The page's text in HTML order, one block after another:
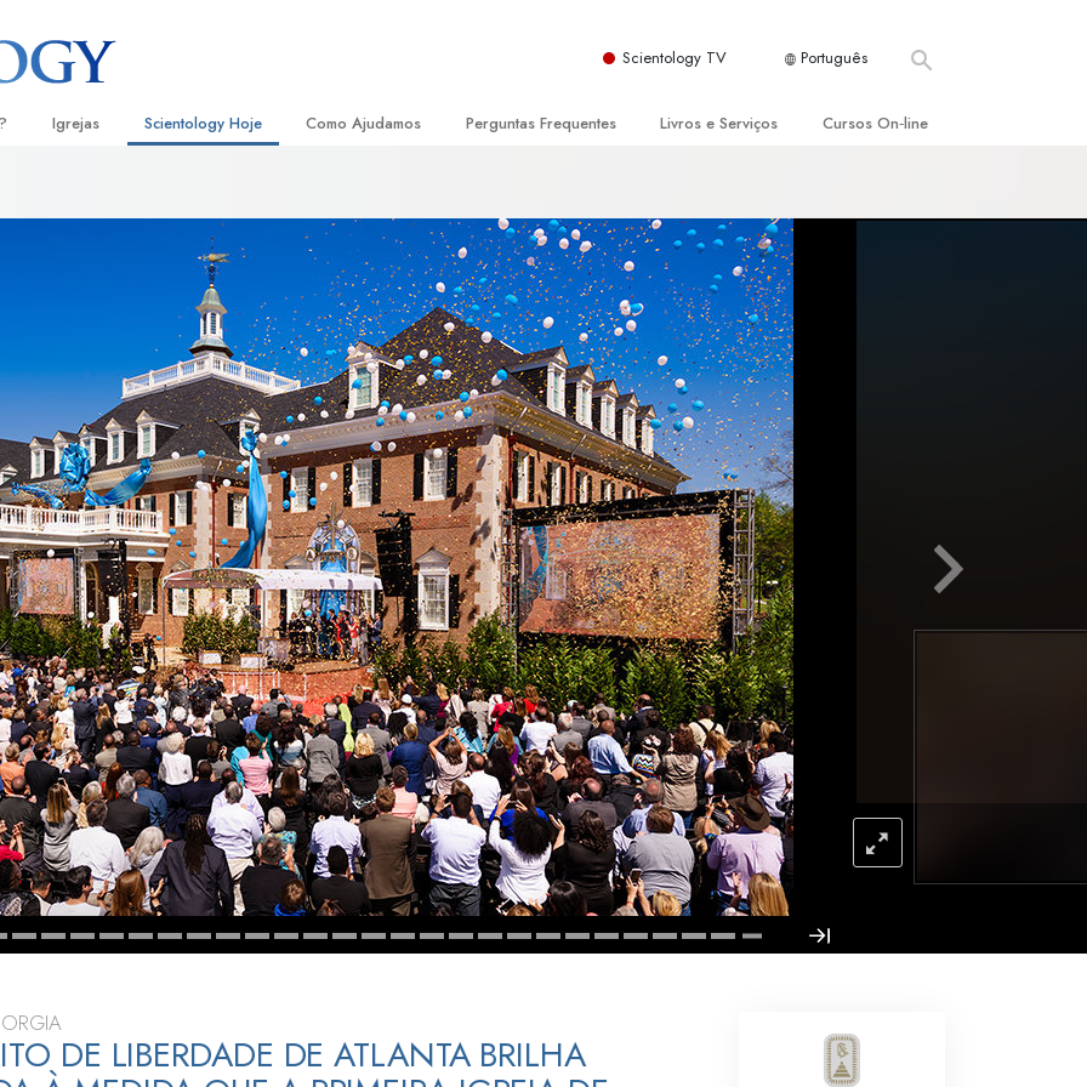
Scientology TV Português
de Scientology
Igrejas
Igrejas Ideais de Scientology
Organizações Avançadas
Base em Terra de Flag
Freewinds
A levar Scientology ao Mundo
Scientology Hoje
Eventos de Scientology
David Miscavige — Líder Eclesiástico
de Scientology
Como Ajudamos
Escolástica Aplicada
Criminon
Narconon
A Verdade sobre as Drogas
Unidos para os Direitos Humanos
Comissão dos Cidadãos para os
Direitos Humanos
Ministros Voluntários de Scientology
Perguntas Frequentes
Dentro duma Igreja
A Organização de Scientology
Livros e Serviços
Audiolivros
Conferências Introdutórias
Filmes Introdutórios
Serviços Introdutórios
Cursos On‑line
As Dinâmicas da Existência
Os Componentes da Compreensão
Soluções para Um Ambiente Perigoso
Ajudas para Doenças e Ferimentos
Integridade e Honestidade
Casamento
A Escala de Tom Emocional
Respostas às Drogas
Crianças
Ferramentas para o Local do Trabalho
Ética e as Condições
A Causa da Supressão
Investigações
Bases da Organização
Fundamentos das Relações Públicas
Metas e Objetivos
DE LIBERDADE DE ATLANTA BRILHA